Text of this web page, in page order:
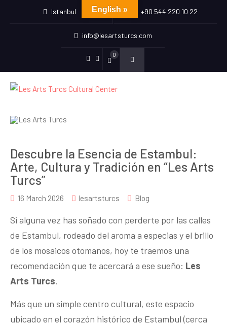
Istanbul +90 544 220 10 22
info@lesartsturcs.com
Menu
Item
Menu
Item
0
Descubre la Esencia de Estambul:
Arte, Cultura y Tradición en “Les Arts
Turcs”
16 March 2026 lesartsturcs Blog
Si alguna vez has soñado con perderte por las calles
de Estambul, rodeado del aroma a especias y el brillo
de los mosaicos otomanos, hoy te traemos una
recomendación que te acercará a ese sueño: Les
Arts Turcs.
Más que un simple centro cultural, este espacio
ubicado en el corazón histórico de Estambul (cerca
English »